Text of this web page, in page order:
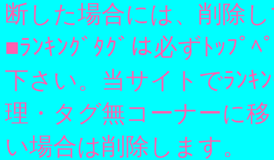
断した場合には、削除
■ﾗﾝｷﾝｸﾞﾀｸﾞは必ずﾄｯﾌﾟ
下さい。当サイトでﾗﾝｷ
理・タグ無コーナーに
い場合は削除します。